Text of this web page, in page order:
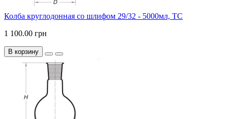
Колба круглодонная со шлифом 29/32 - 5000мл, ТС
1 100.00 грн
В корзину